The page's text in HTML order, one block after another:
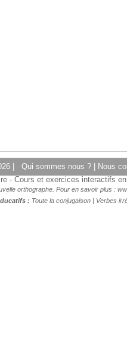
| Qui sommes nous ?
Nous
- Cours et exercices interactifs
orthographe. Pour en savoir plus :
: Toute la conjugaison| Verbes